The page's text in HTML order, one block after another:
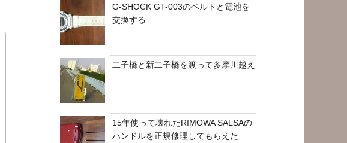
G-SHOCK GT-003のベルトと電池を
交換する
二子橋と新二子橋を渡って多摩川越え
15年使って壊れたRIMOWA SALSAの
ハンドルを正規修理してもらえた